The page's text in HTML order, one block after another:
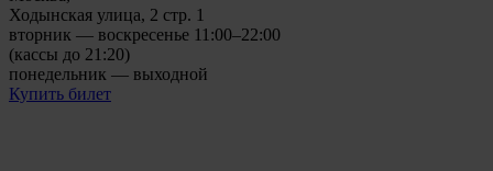
Ходынская улица, 2 стр. 1
вторник — воскресенье 11:00–22:00
(кассы до 21:20)
понедельник — выходной
Купить билет